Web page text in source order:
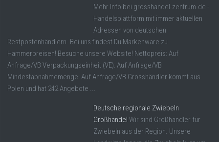
Mehr Info bei grosshandel-zentrum.de -
Handelsplattform mit immer aktuellen
Adressen von deutschen
Restpostenhändlern. Bei uns findest Du Markenware zu
Hammerpreisen! Besuche unsere Website! Nettopreis: Auf
Anfrage/VB Verpackungseinheit (VE): Auf Anfrage/VB
Mindestabnahmemenge: Auf Anfrage/VB Grosshändler kommt aus
Polen und hat 242 Angebote ...
Deutsche regionale Zwiebeln
Großhandel Wir sind Großhändler für
Zwiebeln aus der Region. Unsere